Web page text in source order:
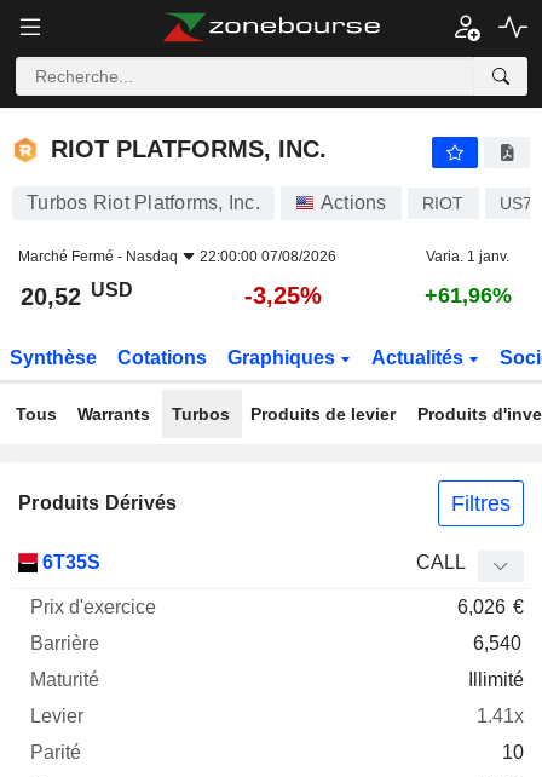
RIOT PLATFORMS, INC.
RIOT PLATFORMS, INC.
Turbos Riot Platforms, Inc. Actions RIOT
Marché Fermé - Nasdaq 22:00:00 07/08/2026 Varia. 1 janv.
20,52 USD -3,25% +61,96%
Synthèse Cotations Graphiques Actualités
Tous Warrants Turbos Produits de levier Produits
Produits Dérivés Filtres
Mnemo Type
6T35S CALL
6,026 €
6,540
Illimité
1.41x
10